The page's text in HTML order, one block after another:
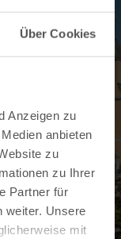
Über Cookies
Anzeigen zu
anbieten
zu
zu Ihrer
Partner für
weiter. Unsere
mit